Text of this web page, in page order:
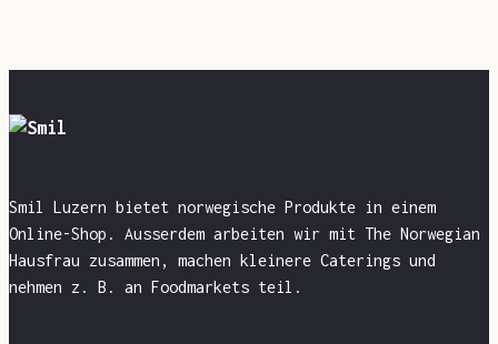
Smil Luzern bietet norwegische Produkte in einem
Online-Shop. Ausserdem arbeiten wir mit The Norwegian
Hausfrau zusammen, machen kleinere Caterings und
nehmen z. B. an Foodmarkets teil.